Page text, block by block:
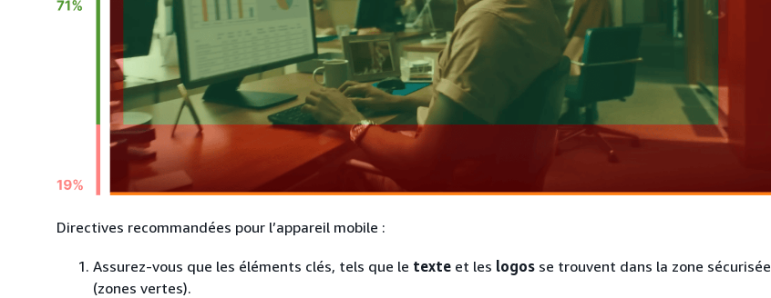
Directives recommandées pour l’appareil mobile :
Assurez-vous que les éléments clés, tels que le texte et les logos se trouvent dans la zone sécurisée
(zones vertes).